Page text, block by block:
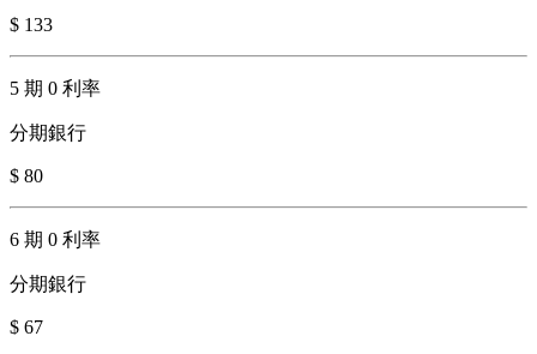
$ 133
5 期 0 利率
分期銀行
$ 80
6 期 0 利率
分期銀行
$ 67